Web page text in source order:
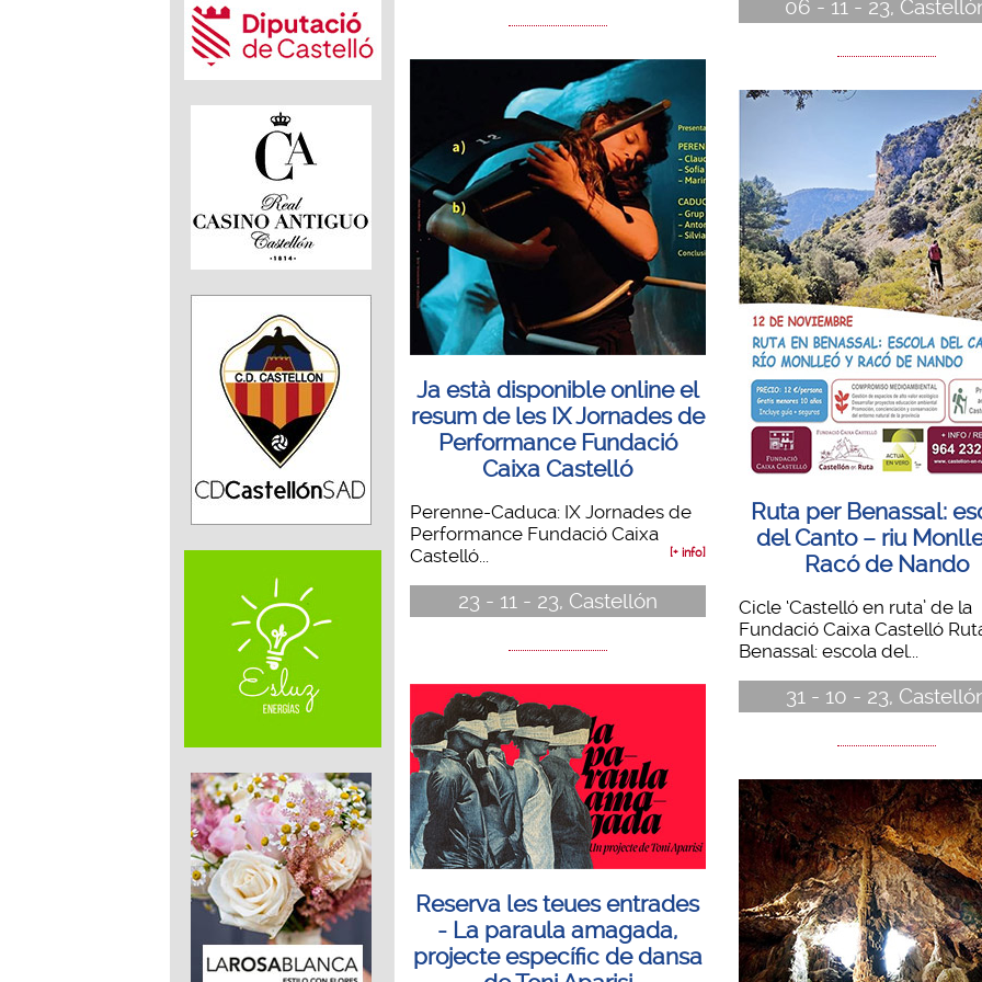
Ja està disponible online el
resum de les IX Jornades de
Performance Fundació
Caixa Castelló
Perenne-Caduca: IX Jornades de
Performance Fundació Caixa
Castelló...
[+ info]
23 - 11 - 23, Castellón
Reserva les teues entrades
- La paraula amagada,
projecte específic de dansa
06 - 11 - 23,
Ruta per Benassal:
del Canto – riu
Racó de Nando
Cicle ‘Castelló en ruta’ de la
Fundació Caixa Castelló
Benassal: escola del...
31 - 10 - 23,